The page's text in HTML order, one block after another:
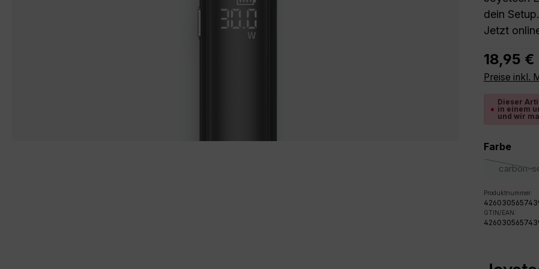
dein
Jetzt
Regulärer
18,95 €
Preise inkl.
Dieser
in einem
und wir
Farbe
carbon-
Produktnummer:
GTIN/EAN: